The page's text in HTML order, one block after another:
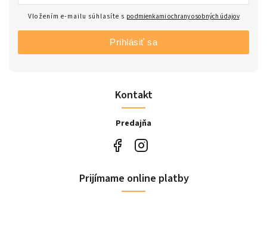
Kontakt
Predajňa
Vložením e-mailu súhlasíte s podmienkami ochrany osobných údajov
Prihlásiť sa
Prijímame online platby